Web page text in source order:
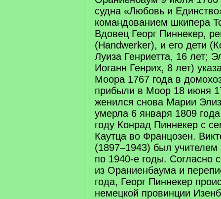
судна «Любовь и
командованием шкипера
Вдовец Георг Пиннекер,
(Handwerker), и его дети
Луиза Генриетта, 16 лет;
Иоганн Генрих, 8 лет)
Моора 1767 года в
прибыли в Моор 18 июня
женился снова Марии
умерла 6 января 1809
году Конрад Пиннекер с
Каутца во Францозен.
(1897–1943) был учителем
по 1940-е годы. Согласно
из Ораниенбаума и
года, Георг Пиннекер
немецкой провинции